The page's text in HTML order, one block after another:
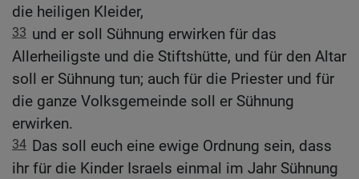
die heiligen Kleider,
33 und er soll Sühnung erwirken für das
Allerheiligste und die Stiftshütte, und für den Altar
soll er Sühnung tun; auch für die Priester und für
die ganze Volksgemeinde soll er Sühnung
erwirken.
34 Das soll euch eine ewige Ordnung sein, dass
ihr für die Kinder Israels einmal im Jahr Sühnung